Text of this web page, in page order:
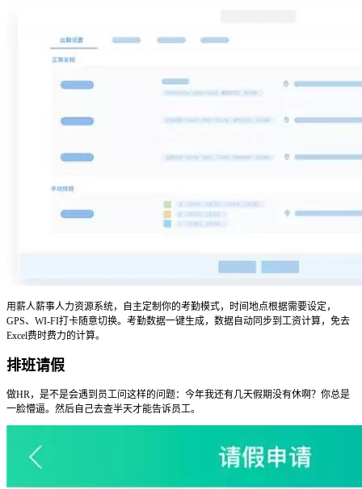
用薪人薪事人力资源系统，自主定制你的考勤模式，时间地点根据需要设定，
GPS、WI-FI打卡随意切换。考勤数据一键生成，数据自动同步到工资计算，免去
Excel费时费力的计算。
排班请假
做HR，是不是会遇到员工问这样的问题：今年我还有几天假期没有休啊？你总是
一脸懵逼。然后自己去查半天才能告诉员工。